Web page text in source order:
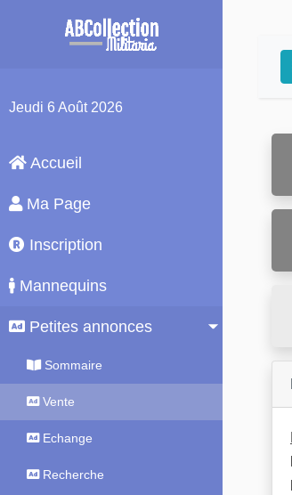
Jeudi 6 Août 2026
Accueil
Ma Page
Inscription
Mannequins
Petites annonces
Sommaire
Vente
Echange
Recherche